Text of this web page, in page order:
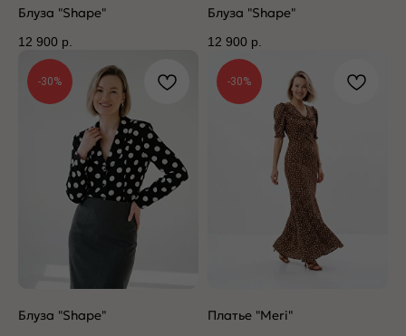
Блуза "Shape"
12 900 р.
Блуза "Shape"
12 900 р.
-30%
Блуза "Shape"
-30%
Платье "Meri"